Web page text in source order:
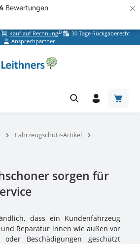
Bewertungen ×
Kauf auf Rechnung1)
30 Tage Rückgaberecht
Ansprechpartner
Fahrzeugschutz-Artikel
sorgen für
dass ein Kundenfahrzeug
Reparatur innen wie außen vor
oder Beschädigungen geschützt